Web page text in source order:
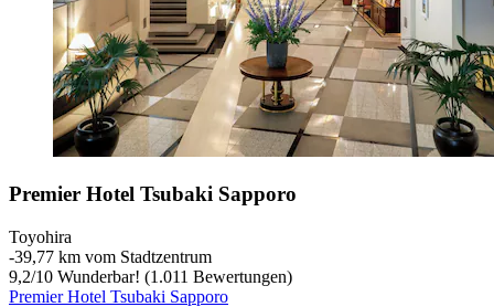
Premier Hotel Tsubaki Sapporo
Toyohira
‐39,77 km vom Stadtzentrum
9,2/10 Wunderbar! (1.011 Bewertungen)
Premier Hotel Tsubaki Sapporo